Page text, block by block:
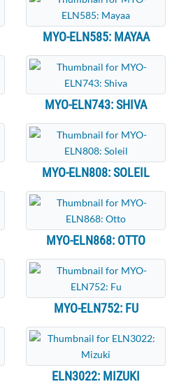
MYO-ELN585: MAYAA
MYO-ELN743: SHIVA
MYO-ELN808: SOLEIL
MYO-ELN868: OTTO
MYO-ELN752: FU
ELN3022: MIZUKI